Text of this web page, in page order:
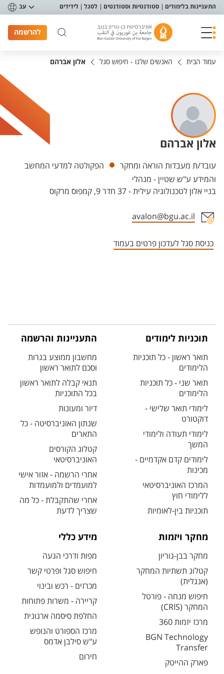
תפריט נגישות
התעניינות בלימודים סטודנטיות וסטודנטים לסגל לידידים עב
להרשמה
עמוד הבית האנשים שלנו - חיפוש סגל אלון אברהם
אלון אברהם
יחידות
עובד/ת מעבדות הוראה ומחקר
הפקולטה למדעי המחשב
והמידע ע"ש שטיין - מנהלי
בניי אלון לטכנולוגיה עילית - 37 חדר 9, קמפוס מרקוס
avalon@bgu.ac.il
כניסת סגל לעדכון פרטים בעמוד
תוכניות לימודים
תואר ראשון - כל תוכניות
הלימודים
תואר שני - כל תוכניות
הלימודים
לימודי תואר שלישי -
דוקטורט
לימודי תעודה ולימודי
המשך
לימודים קדם אקדמיים -
מכינות
המרכז האוניברסיטאי
ללימודי חוץ
תוכניות בין-לאומיות
התעניינות והרשמה
מחשבון ממוצע בגרות
וסכם לתואר ראשון
תנאי קבלה לתואר ראשון
בכל התוכניות
דיור ומעונות
שנתון האוניברסיטה - כל
התארים
קטלוג הקורסים
האוניברסיטאי
אחרי הרשמה - אזור אישי
למועמדים ולמועמדות
אחרי שהתקבלת - כל מה
שצריך לדעת
מחקר ויזמות
מחקר בבן-גוריון
קטלוג תשתיות המחקר
(אנגלית)
חיפוש מנחה - פורטל
המחקר (CRIS)
מרכז יזמות 360
BGN Technology
Transfer
פארק ההייטק
מידע כללי
מפות ודרכי הגעה
חיפוש סגל ופרטי קשר
מכרזים - רכש ובינוי
קריירה - משרות פתוחות
החלפת סיסמה ארגונית
מרכז הספורט והנופש
ע"ש סילבן אדמס
חירום